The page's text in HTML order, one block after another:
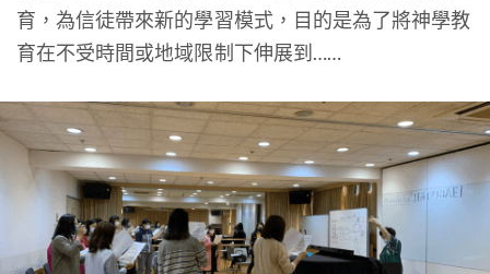
育，為信徒帶來新的學習模式，目的是為了將神學教
育在不受時間或地域限制下伸展到……